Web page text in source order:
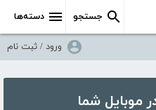
دسته‌ها جستجو
ورود / ثبت نام